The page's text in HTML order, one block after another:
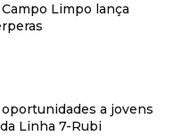
Limpo lança
a jovens
Linha 7-Rubi